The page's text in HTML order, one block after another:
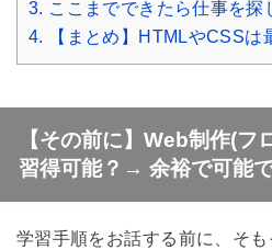
3. ここまでできたら仕事を探
4.
【まとめ】HTMLやCSSは
【その前に】Web制作(フ
習得可能？→ 余裕で可能
学習手順をお話する前に、そ